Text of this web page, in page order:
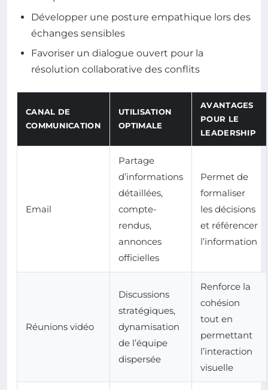
Développer une posture empathique lors des
échanges sensibles
Favoriser un dialogue ouvert pour la
résolution collaborative des conflits
CANAL DE
COMMUNICATION
UTILISATION
OPTIMALE
AVANTAGES
POUR LE
LEADERSHIP
Email
Partage
d’informations
détaillées,
compte-
rendus,
annonces
officielles
Permet de
formaliser
les décisions
et référencer
l’information
Réunions vidéo
Discussions
stratégiques,
dynamisation
de l’équipe
dispersée
Renforce la
cohésion
tout en
permettant
l’interaction
visuelle